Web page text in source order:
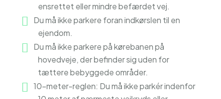
ensrettet eller mindre befærdet vej.
Du må ikke parkere foran indkørslen til en
ejendom.
Du må ikke parkere på kørebanen på
hovedveje, der befinder sig uden for
tættere bebyggede områder.
10-meter-reglen: Du må ikke parkér indenfor